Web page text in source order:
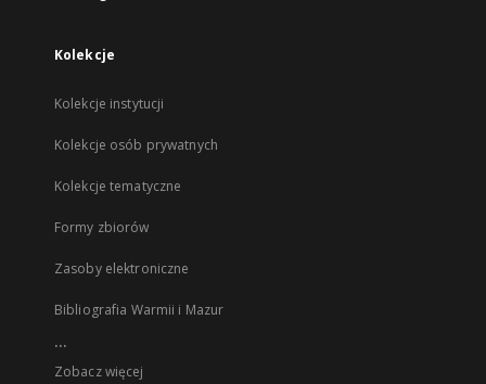
Kolekcje
Kolekcje instytucji
Kolekcje osób prywatnych
Kolekcje tematyczne
Formy zbiorów
Zasoby elektroniczne
Bibliografia Warmii i Mazur
...
Zobacz więcej